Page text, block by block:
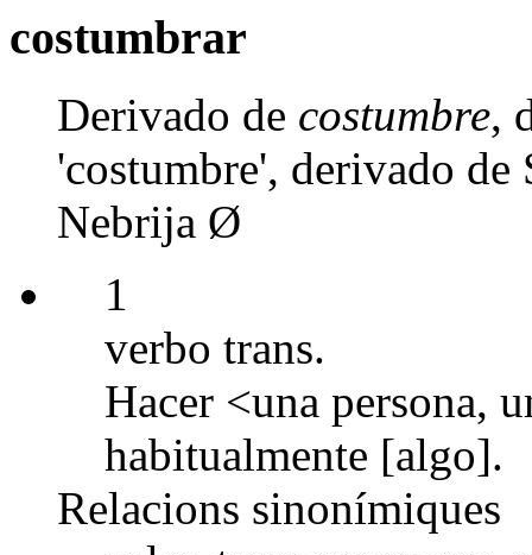
costumbrar
Derivado de costumbre,
'costumbre', derivado de
Nebrija Ø
1
verbo trans.
Hacer <una persona,
habitualmente [algo].
Relacions sinonímiques